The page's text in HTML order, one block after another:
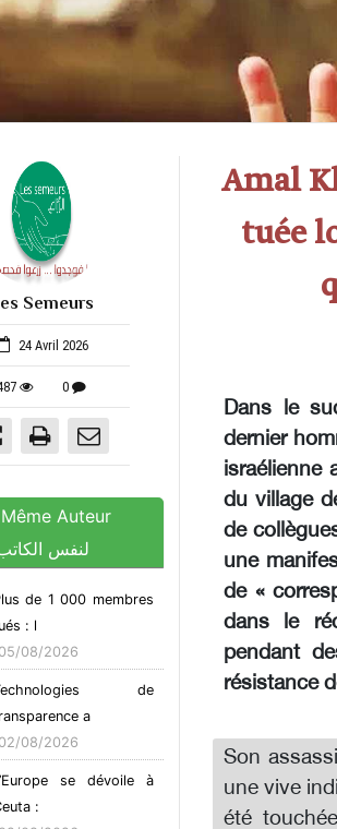
Semeurs
24 Avril 2026
0
Auteur
لنفس
de 1 000 membres
: l
05/08/2026
de
a
02/08/2026
se dévoile à
:
Amal
tuée
Dans le
dernier
israélienne
du village
de
une
de «
dans le
pendant
résistance
Son
une vive
été